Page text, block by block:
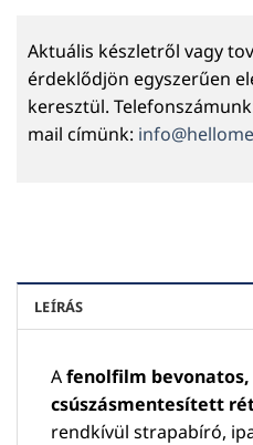
Aktuális készletről vagy
érdeklődjön egyszerűen
keresztül.
mail címünk:
LEÍRÁS
Afenolfilm
csúszásmentesített
rendkívül strapabíró,